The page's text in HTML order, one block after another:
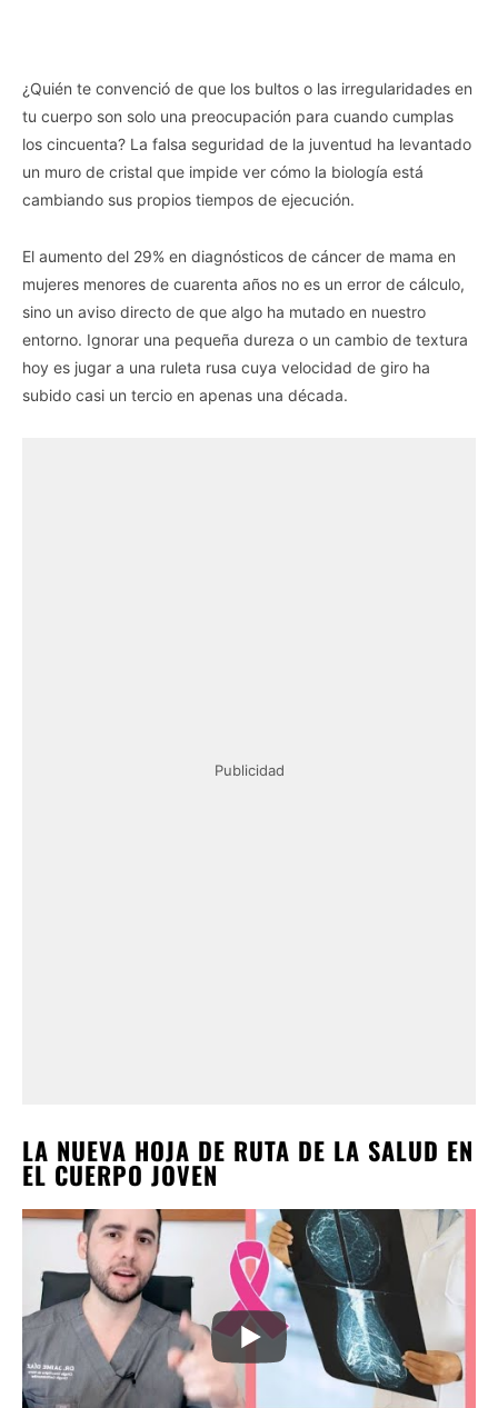
¿Quién te convenció de que los bultos o las irregularidades en
tu cuerpo son solo una preocupación para cuando cumplas
los cincuenta? La falsa seguridad de la juventud ha levantado
un muro de cristal que impide ver cómo la biología está
cambiando sus propios tiempos de ejecución.
El aumento del 29% en diagnósticos de cáncer de mama en
mujeres menores de cuarenta años no es un error de cálculo,
sino un aviso directo de que algo ha mutado en nuestro
entorno. Ignorar una pequeña dureza o un cambio de textura
hoy es jugar a una ruleta rusa cuya velocidad de giro ha
subido casi un tercio en apenas una década.
Publicidad
LA NUEVA HOJA DE RUTA DE LA SALUD EN
EL CUERPO JOVEN